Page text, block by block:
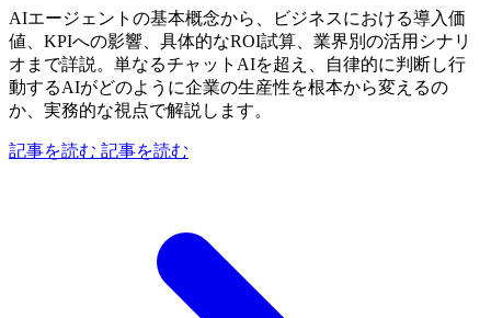
AIエージェントの基本概念から、ビジネスにおける導入価
値、KPIへの影響、具体的なROI試算、業界別の活用シナリ
オまで詳説。単なるチャットAIを超え、自律的に判断し行
動するAIがどのように企業の生産性を根本から変えるの
か、実務的な視点で解説します。
記事を読む 記事を読む